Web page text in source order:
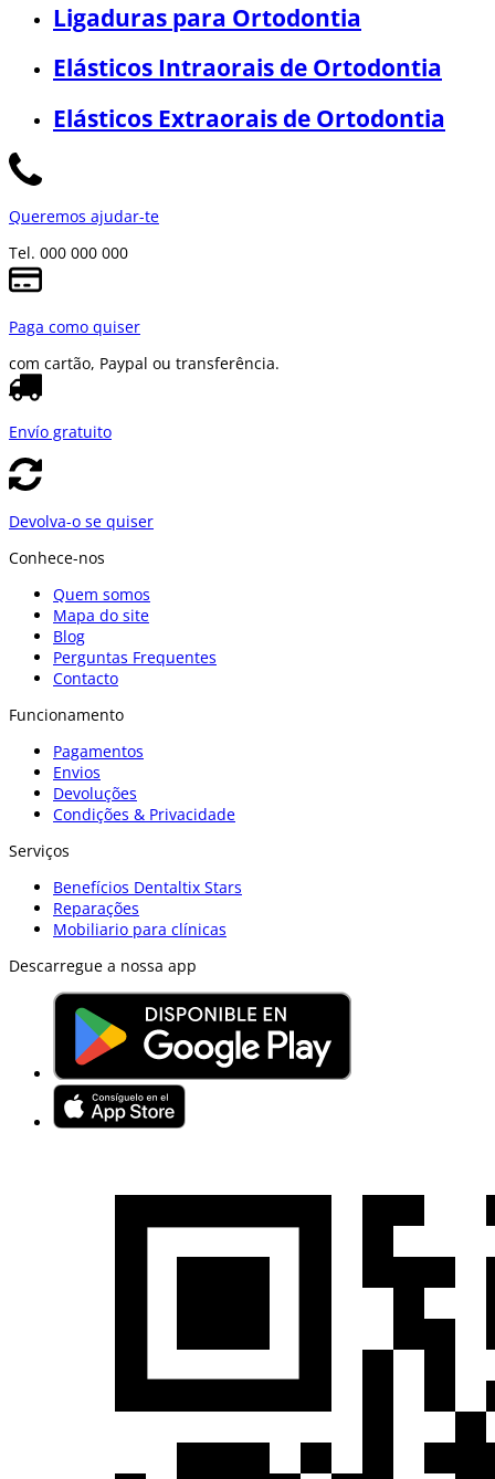
Ligaduras para Ortodontia
Elásticos Intraorais de Ortodontia
Elásticos Extraorais de Ortodontia
Queremos ajudar-te
Tel. 000 000 000
Paga como quiser
com cartão, Paypal ou transferência.
Envío gratuito
Devolva-o se quiser
Conhece-nos
Quem somos
Mapa do site
Blog
Perguntas Frequentes
Contacto
Funcionamento
Pagamentos
Envios
Devoluções
Condições & Privacidade
Serviços
Benefícios Dentaltix Stars
Reparações
Mobiliario para clínicas
Descarregue a nossa app